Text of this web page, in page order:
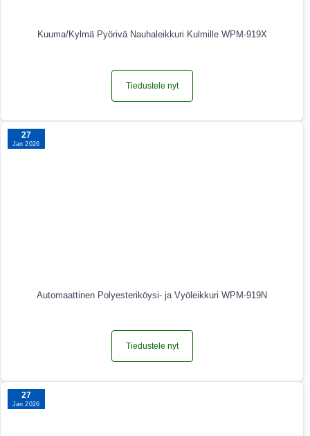
Kuuma/Kylmä Pyörivä Nauhaleikkuri Kulmille WPM-919X
Tiedustele nyt
27
Jan 2026
Automaattinen Polyesteriköysi- ja Vyöleikkuri WPM-919N
Tiedustele nyt
27
Jan 2026